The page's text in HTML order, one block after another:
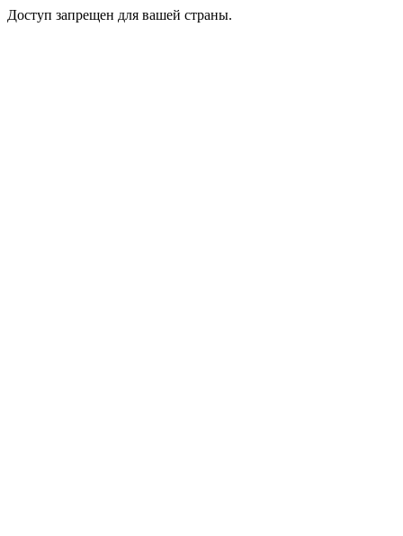
Доступ запрещен для вашей страны.